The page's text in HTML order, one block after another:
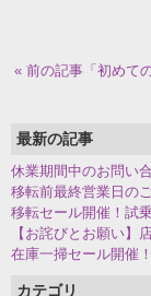
« 前の記事「初めて
最新の記事
休業期間中のお問い
移転前最終営業日の
移転セール開催！試
【お詫びとお願い】
在庫一掃セール開催！
カテゴリ